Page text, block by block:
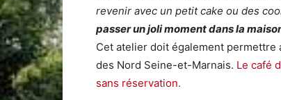
revenir avec un petit cake ou des
passer un joli moment dans la
Cet atelier doit également permettre
des Nord Seine-et-Marnais. Le café
sans réservation.